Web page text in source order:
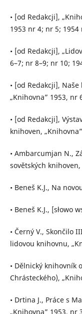
• [od Redakcji],
1953 nr 4; nr 5; 1954
• [od Redakcji],
6–7; nr 8–9; nr 10;
• [od Redakcji],
„Knihovna” 1953, nr
• [od Redakcji],
knihoven,
• Ambarcumjan N.,
sovětských
• Beneš K.J., Na
• Beneš K.J., [słowo
• Černý V., Skončilo
lidovou knihovnu,
• Dělnický knihovník
Chrásteckého),
• Drtina J., Práce s
„Knihovna” 1953, nr